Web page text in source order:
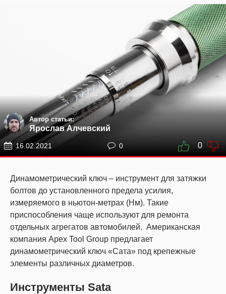
Автор статьи:
Ярослав Алчевский
16.02.2021 0 0
Динамометрический ключ – инструмент для затяжки
болтов до установленного предела усилия,
измеряемого в ньютон-метрах (Нм). Такие
приспособления чаще используют для ремонта
отдельных агрегатов автомобилей. Американская
компания Apex Tool Group предлагает
динамометрический ключ «Сата» под крепежные
элементы различных диаметров.
Инструменты Sata